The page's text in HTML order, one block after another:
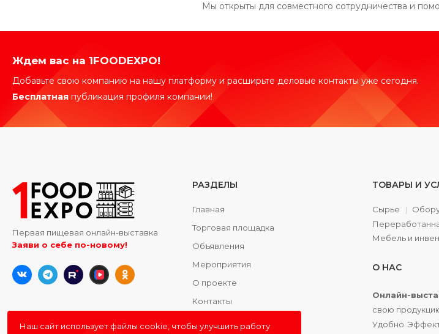
Мы открыты для совместного сотрудничества и
Ждем вас на 1FOODEXPO!
Добавьте свою компанию на нашу платформу и расширьте деловые контакты уже сегодня.
Бесплатная публикация профиля компании!
Первая пищевая онлайн-выставка
Заяви о себе по-новому!
РАЗДЕЛЫ
Главная
Торговая площадка
Объявления
Мероприятия
О проекте
Контакты
ТОВАРЫ И
Сырье
Мебель и
О НАС
Онлайн-
свою
Удобно.
Наш сайт использует файлы cookie, чтобы улучшить работу